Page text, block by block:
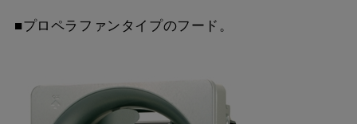
■プロペラファンタイプのフード。